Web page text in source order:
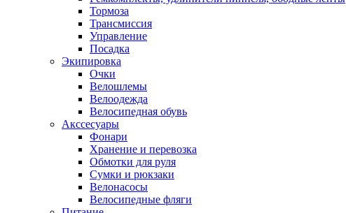
Тормоза
Трансмиссия
Управление
Посадка
Экипировка
Очки
Велошлемы
Велоодежда
Велосипедная обувь
Акссесуары
Фонари
Хранение и перевозка
Обмотки для руля
Сумки и рюкзаки
Велонасосы
Велосипедные фляги